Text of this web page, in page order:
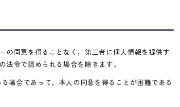
の同意を得ることなく，第三者に個人情報を提供す
令で認められる場合を除きます。
場合であって，本人の同意を得ることが困難である